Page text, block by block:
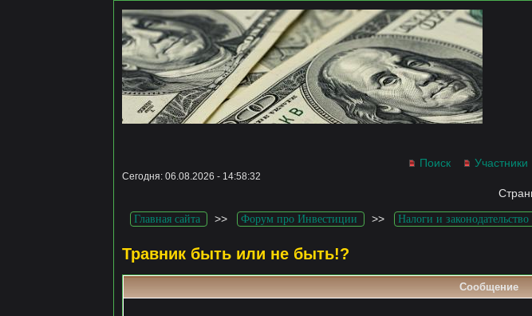
Поиск Участники
Сегодня: 06.08.2026 - 14:58:32
Главная сайта >> Форум про Инвестиции >> Налоги и законодательство
Травник быть или не быть!?
Сообщение